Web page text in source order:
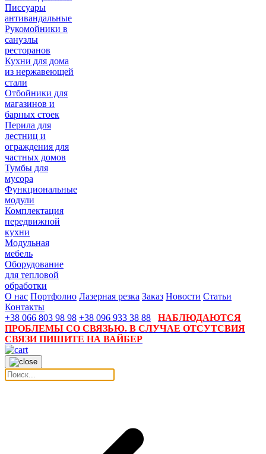
Писсуары
антивандальные
Рукомойники в
санузлы
ресторанов
Кухни для дома
из нержавеющей
стали
Отбойники для
магазинов и
барных стоек
Перила для
лестниц и
ограждения для
частных домов
Тумбы для
мусора
Функциональные
модули
Комплектация
передвижной
кухни
Модульная
мебель
Оборудование
для тепловой
обработки
О нас Портфолио Лазерная резка Заказ Новости Статьи
Контакты
+38 066 803 98 98 +38 096 933 38 88
НАБЛЮДАЮТСЯ
ПРОБЛЕМЫ СО СВЯЗЬЮ. В СЛУЧАЕ ОТСУТСВИЯ
СВЯЗИ ПИШИТЕ НА ВАЙБЕР